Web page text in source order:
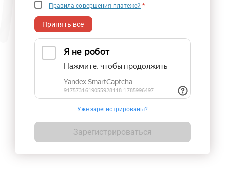
Правила совершения платежей *
Принять все
Уже зарегистрированы?
Зарегистрироваться